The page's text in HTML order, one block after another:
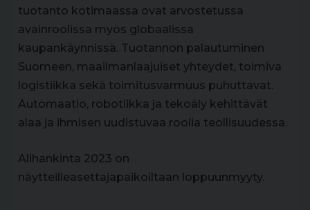
tuotanto kotimaassa ovat arvostetussa
avainroolissa myös globaalissa
kaupankäynnissä. Tuotannon palautuminen
Suomeen, maailmanlaajuiset yhteydet, toimiva
logistiikka sekä toimitusvarmuus puhuttavat.
Automaatio, robotiikka ja tekoäly kehittävät
alaa ja ihmisen uudistuvaa roolia teollisuudessa.
Alihankinta 2023 on
näytteilleasettajapaikoiltaan loppuunmyyty.